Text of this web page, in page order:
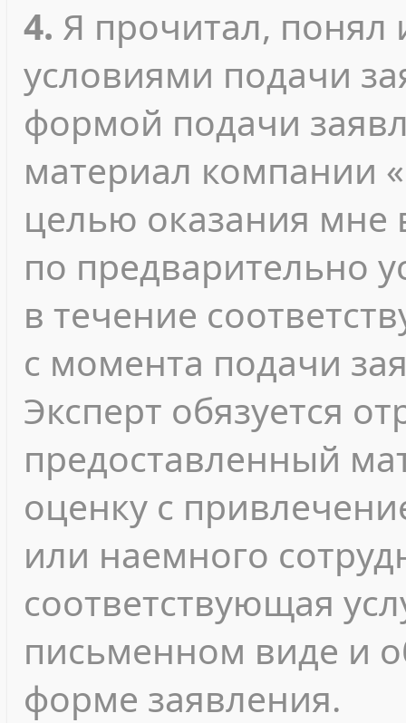
4. Я прочитал, понял
условиями подачи
формой подачи
материал компании
целью оказания мне
по предварительно
в течение
с момента подачи
Эксперт обязуется
предоставленный
оценку с
или наемного
соответствующая
письменном виде и
форме заявления.